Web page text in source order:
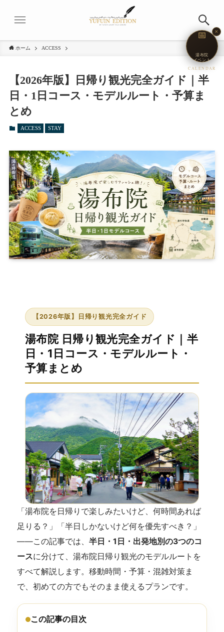
✕
📅
湯布院
イベント
CALENDAR
ホーム ACCESS
【2026年版】日帰り観光完全ガイド｜半
日・1日コース・モデルルート・予算ま
とめ
ACCESS STAY
【2026年版】日帰り観光完全ガイド
湯布院 日帰り観光完全ガイド｜半
日・1日コース・モデルルート・
予算まとめ
「湯布院を日帰りで楽しみたいけど、何時間あれば
足りる？」「半日しかないけど何を優先すべき？」
——この記事では、 半日・1日・出発地別の3つのコ
ースに分けて、湯布院日帰り観光のモデルルートを
すべて解説します。移動時間・予算・混雑対策ま
で、初めての方でもそのまま使えるプランです。
この記事の目次